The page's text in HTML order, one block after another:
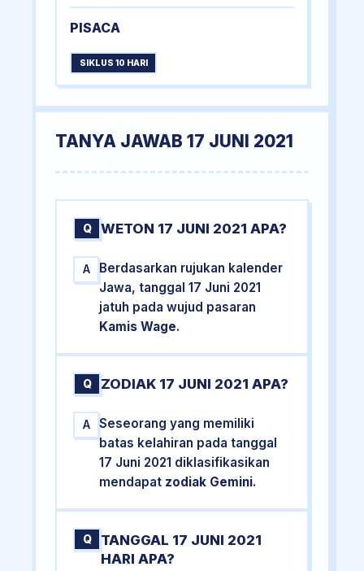
PISACA
SIKLUS 10 HARI
TANYA JAWAB 17 JUNI 2021
Q WETON 17 JUNI 2021 APA?
A
Berdasarkan rujukan kalender
Jawa, tanggal 17 Juni 2021
jatuh pada wujud pasaran
Kamis Wage.
Q ZODIAK 17 JUNI 2021 APA?
A
Seseorang yang memiliki
batas kelahiran pada tanggal
17 Juni 2021 diklasifikasikan
mendapat zodiak Gemini.
Q
TANGGAL 17 JUNI 2021
HARI APA?